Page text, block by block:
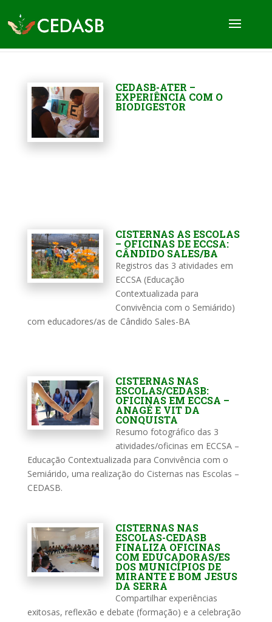
CEDASB-ATER –
EXPERIÊNCIA COM O
BIODIGESTOR
CISTERNAS AS ESCOLAS
– OFICINAS DE ECCSA:
CÂNDIDO SALES/BA
Registros das 3 atividades em
ECCSA (Educação
Contextualizada para
Convivência com o Semiárido)
com educadores/as de Cândido Sales-BA
CISTERNAS NAS
ESCOLAS/CEDASB:
OFICINAS EM ECCSA –
ANAGÉ E VIT DA
CONQUISTA
Resumo fotográfico das 3
atividades/oficinas em ECCSA –
Educação Contextualizada para Convivência com o
Semiárido, uma realização do Cisternas nas Escolas –
CEDASB.
CISTERNAS NAS
ESCOLAS-CEDASB
FINALIZA OFICINAS
COM EDUCADORAS/ES
DOS MUNICÍPIOS DE
MIRANTE E BOM JESUS
DA SERRA
Compartilhar experiências
exitosas, reflexão e debate (formação) e a celebração